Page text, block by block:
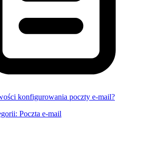
konfigurowania poczty e-mail?
Poczta e-mail